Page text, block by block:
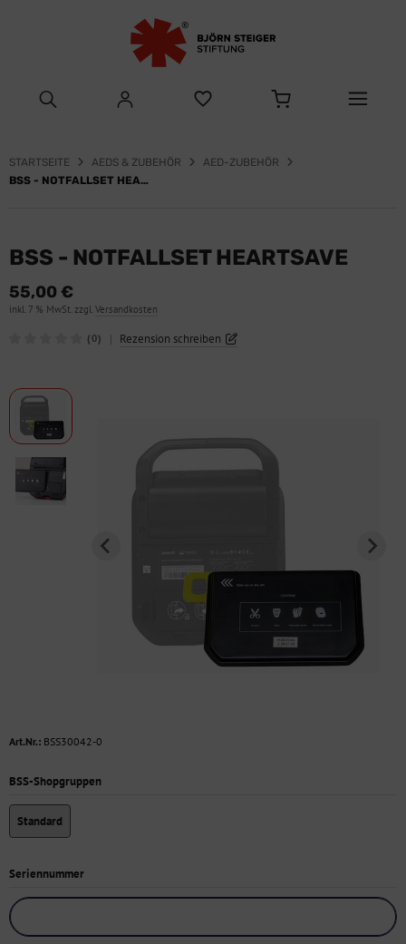
STARTSEITE AEDS & ZUBEHÖR
AED-ZUBEHÖR
BSS - NOTFALLSET HEARTSAVE
BSS - NOTFALLSET HEARTSAVE
55,00 €
inkl. 7 % MwSt. zzgl.Versandkosten
(0) | Rezension schreiben
Art.Nr.: BSS30042-0
BSS-Shopgruppen
Standard
Seriennummer